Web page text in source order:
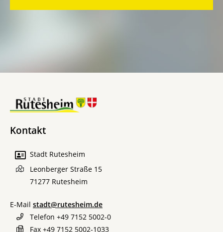
Kontakt
Stadt Rutesheim
Leonberger Straße 15
71277 Rutesheim
E-Mail stadt@rutesheim.de
Telefon +49 7152 5002-0
Fax +49 7152 5002-1033